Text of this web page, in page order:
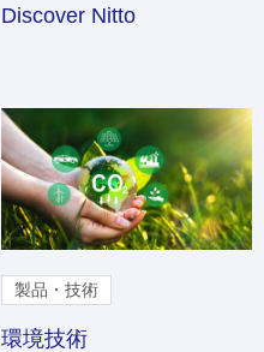
Discover Nitto
製品・技術
環境技術